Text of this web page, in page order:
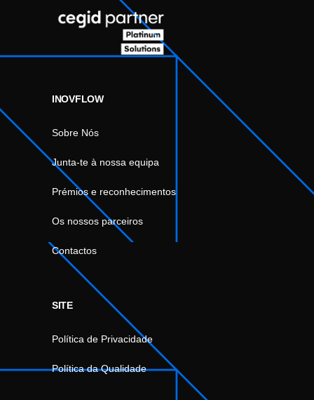
INOVFLOW
Sobre Nós
Junta-te à nossa equipa
Prémios e reconhecimentos
Os nossos parceiros
Contactos
SITE
Política de Privacidade
Política da Qualidade